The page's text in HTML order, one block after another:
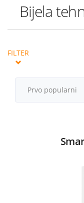
Uređaji
Akcije
Podrška
Bijela
FILTER